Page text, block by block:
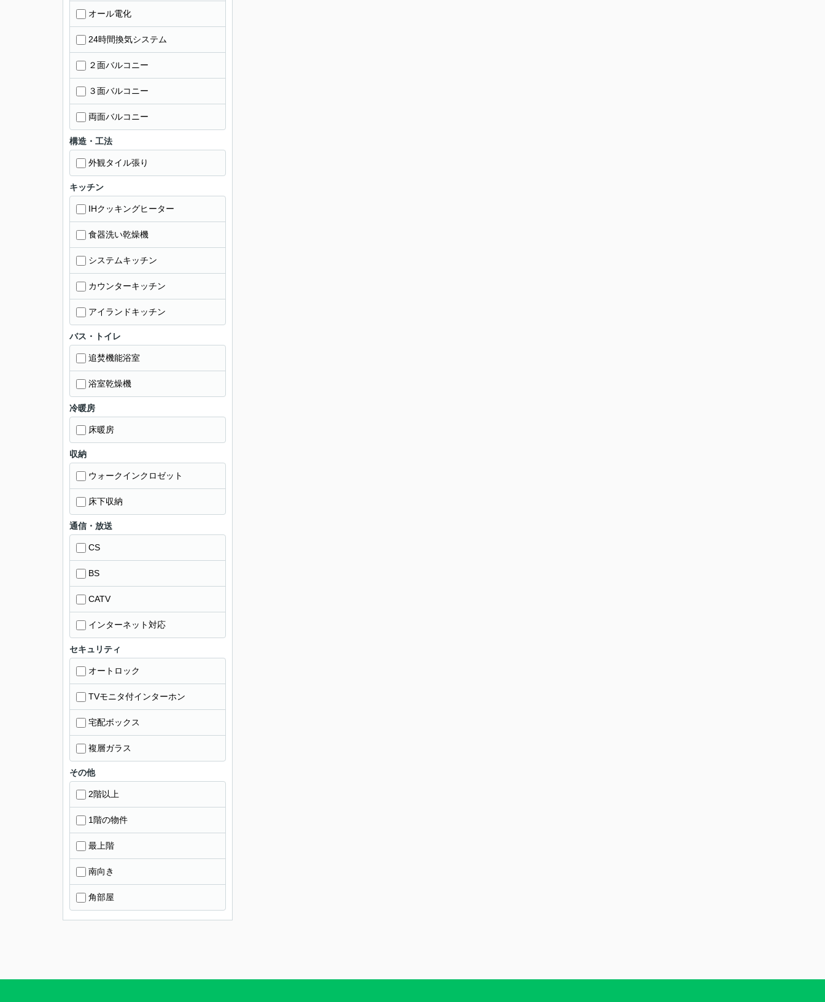
オール電化
24時間換気システム
２面バルコニー
３面バルコニー
両面バルコニー
構造・工法
外観タイル張り
キッチン
IHクッキングヒーター
食器洗い乾燥機
システムキッチン
カウンターキッチン
アイランドキッチン
バス・トイレ
追焚機能浴室
浴室乾燥機
冷暖房
床暖房
収納
ウォークインクロゼット
床下収納
通信・放送
CS
BS
CATV
インターネット対応
セキュリティ
オートロック
TVモニタ付インターホン
宅配ボックス
複層ガラス
その他
2階以上
1階の物件
最上階
南向き
角部屋